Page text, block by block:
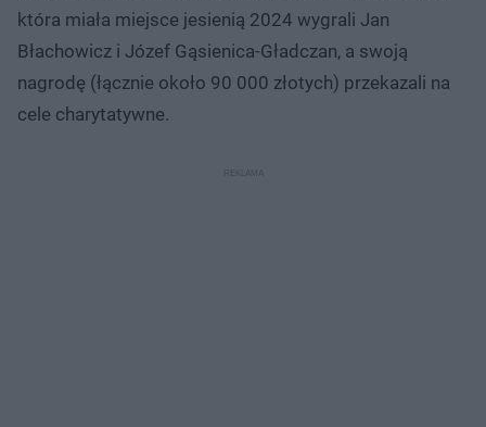
która miała miejsce jesienią 2024 wygrali Jan
Błachowicz i Józef Gąsienica-Gładczan, a swoją
nagrodę (łącznie około 90 000 złotych) przekazali na
cele charytatywne.